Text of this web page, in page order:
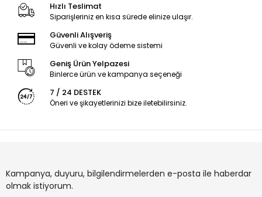
Hızlı Teslimat
Siparişleriniz en kısa sürede elinize ulaşır.
Güvenli Alışveriş
Güvenli ve kolay ödeme sistemi
Geniş Ürün Yelpazesi
Binlerce ürün ve kampanya seçeneği
7 / 24 DESTEK
Öneri ve şikayetlerinizi bize iletebilirsiniz.
Kampanya, duyuru, bilgilendirmelerden e-posta ile haberdar
olmak istiyorum.